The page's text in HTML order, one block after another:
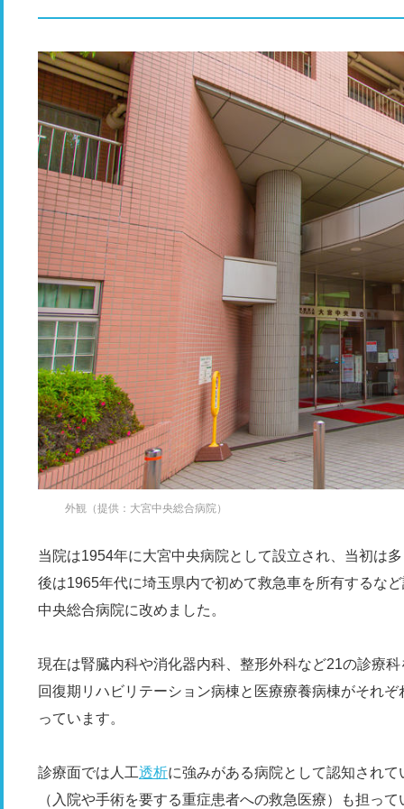
外観（提供：大宮中央総合病院）
当院は1954年に大宮中央病院として設立され、当初は
後は1965年代に埼玉県内で初めて救急車を所有するな
中央総合病院に改めました。
現在は腎臓内科や消化器内科、整形外科など21の診療
回復期リハビリテーション病棟と医療療養病棟がそれ
っています。
診療面では人工透析に強みがある病院として認知され
（入院や手術を要する重症患者への救急医療）も担っ